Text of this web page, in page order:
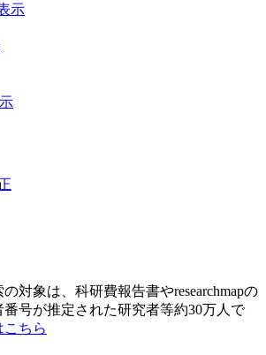
示
対象は、科研費報告書やresearchmapの
号が推定された研究者等約30万人で
ちら